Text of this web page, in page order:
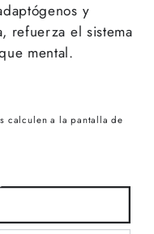
y
refuerza el sistema
mental.
calculen a la pantalla de